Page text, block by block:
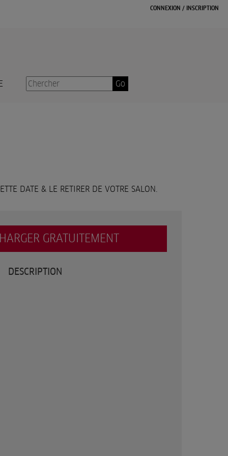
CONNEXION / INSCRIPTION
Go
DATE & LE RETIRER DE VOTRE SALON.
GRATUITEMENT
DESCRIPTION